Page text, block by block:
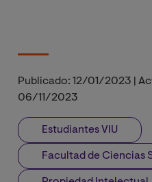
Publicado: 12/01/2023
06/11/2023
Estudiantes VIU
Facultad de Ciencias